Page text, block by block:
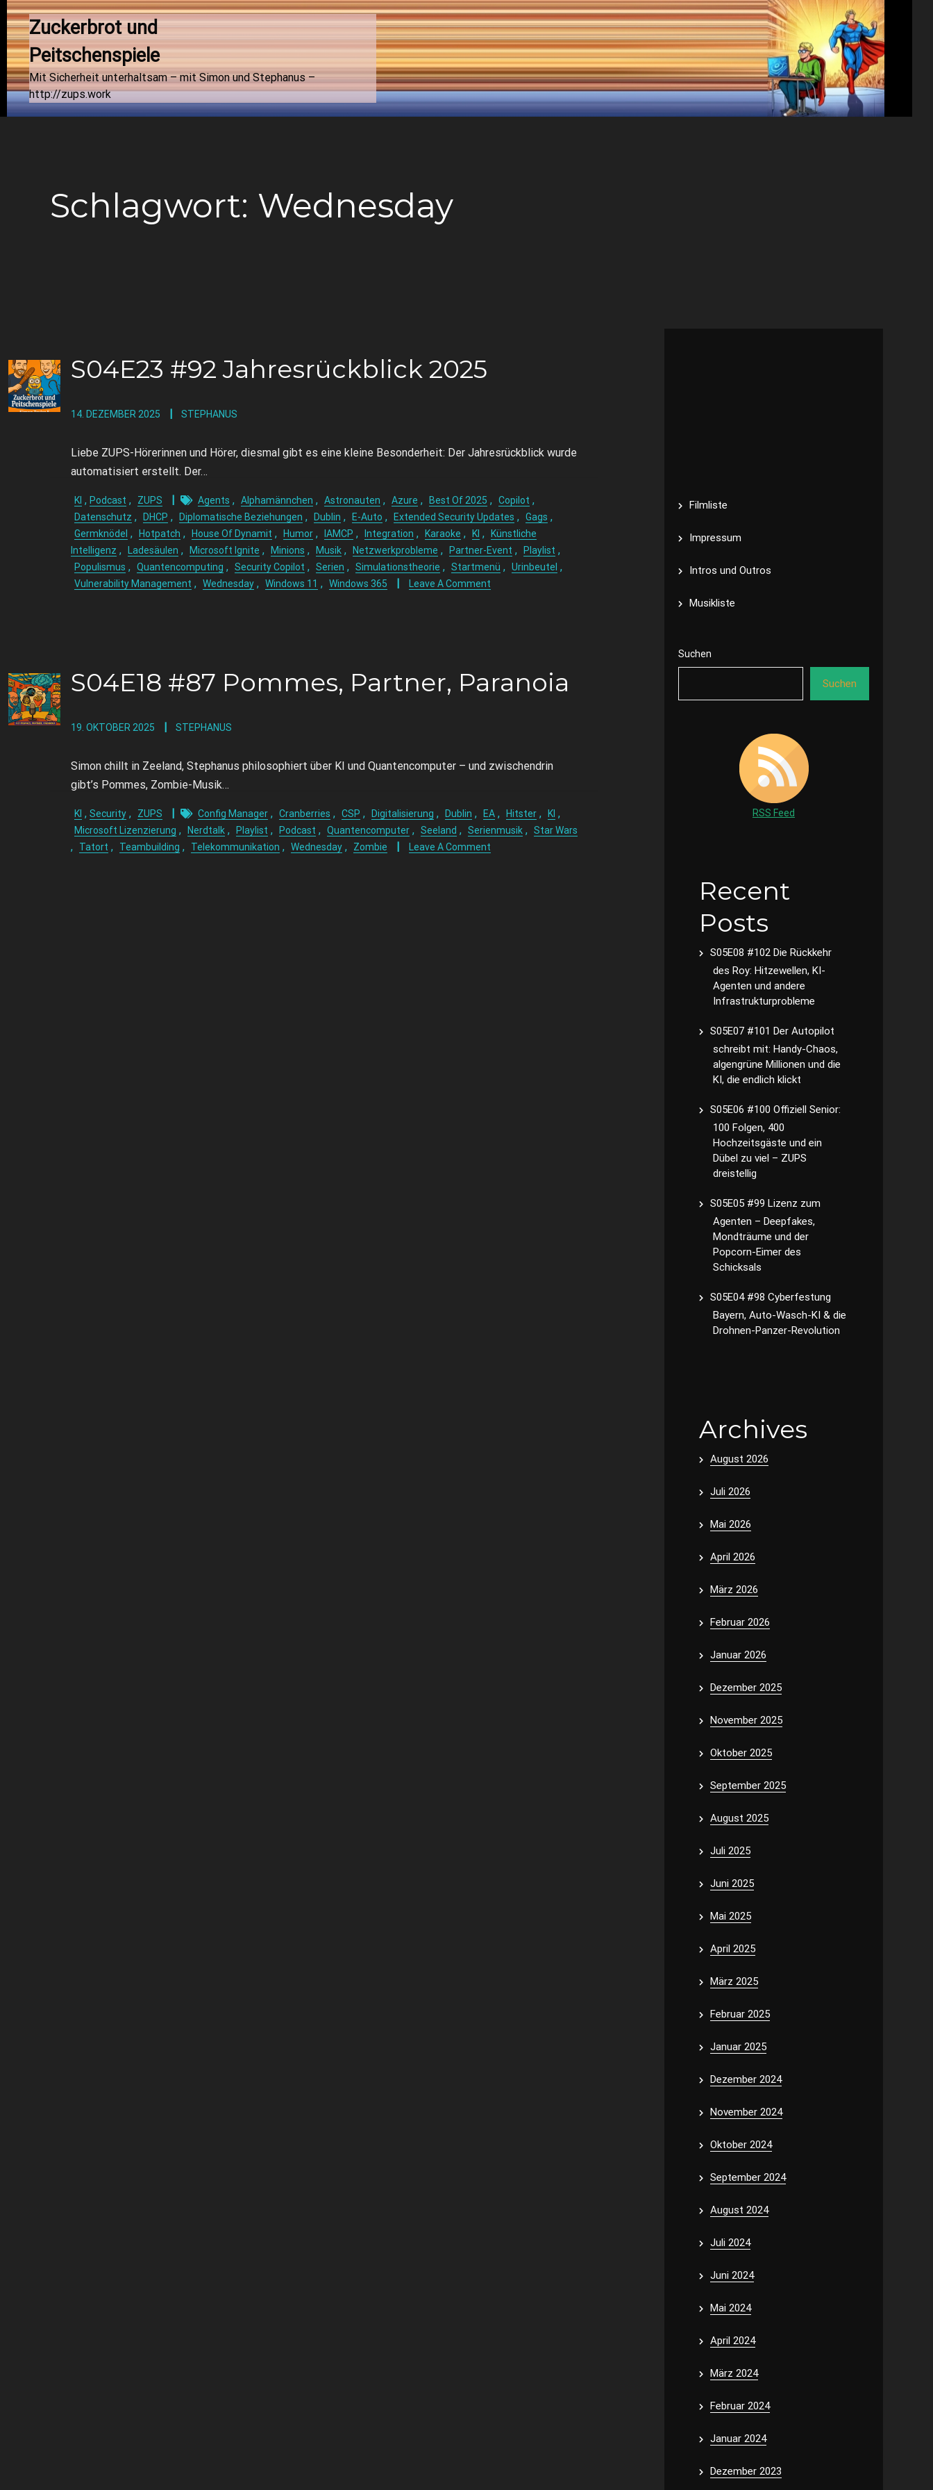
Zuckerbrot und
Peitschenspiele
Mit Sicherheit unterhaltsam – mit Simon und Stephanus –
http://zups.work
Schlagwort: Wednesday
S04E23 #92 Jahresrückblick 2025
14. DEZEMBER 2025 STEPHANUS
Liebe ZUPS-Hörerinnen und Hörer, diesmal gibt es eine kleine Besonderheit: Der Jahresrückblick wurde
automatisiert erstellt. Der…
KI , Podcast , ZUPS Agents , Alphamännchen , Astronauten , Azure , Best Of 2025 , Copilot ,
Datenschutz , DHCP , Diplomatische Beziehungen , Dublin , E-Auto , Extended Security Updates , Gags ,
Germknödel , Hotpatch , House Of Dynamit , Humor , IAMCP , Integration , Karaoke , KI ,
Künstliche
Intelligenz , Ladesäulen , Microsoft Ignite , Minions , Musik , Netzwerkprobleme , Partner-Event , Playlist ,
Populismus , Quantencomputing , Security Copilot , Serien , Simulationstheorie , Startmenü , Urinbeutel ,
Vulnerability Management , Wednesday , Windows 11 , Windows 365 Leave A Comment
S04E18 #87 Pommes, Partner, Paranoia
19. OKTOBER 2025 STEPHANUS
Simon chillt in Zeeland, Stephanus philosophiert über KI und Quantencomputer – und zwischendrin
gibt’s Pommes, Zombie-Musik…
KI , Security , ZUPS Config Manager , Cranberries , CSP , Digitalisierung , Dublin , EA , Hitster , KI ,
Microsoft Lizenzierung , Nerdtalk , Playlist , Podcast , Quantencomputer , Seeland , Serienmusik , Star Wars
, Tatort , Teambuilding , Telekommunikation , Wednesday , Zombie Leave A Comment
Filmliste
Impressum
Intros und Outros
Musikliste
Suchen
Suchen
RSS Feed
Recent
Posts
S05E08 #102 Die Rückkehr
des Roy: Hitzewellen, KI-
Agenten und andere
Infrastrukturprobleme
S05E07 #101 Der Autopilot
schreibt mit: Handy-Chaos,
algengrüne Millionen und die
KI, die endlich klickt
S05E06 #100 Offiziell Senior:
100 Folgen, 400
Hochzeitsgäste und ein
Dübel zu viel – ZUPS
dreistellig
S05E05 #99 Lizenz zum
Agenten – Deepfakes,
Mondträume und der
Popcorn-Eimer des
Schicksals
S05E04 #98 Cyberfestung
Bayern, Auto-Wasch-KI & die
Drohnen-Panzer-Revolution
Archives
August 2026
Juli 2026
Mai 2026
April 2026
März 2026
Februar 2026
Januar 2026
Dezember 2025
November 2025
Oktober 2025
September 2025
August 2025
Juli 2025
Juni 2025
Mai 2025
April 2025
März 2025
Februar 2025
Januar 2025
Dezember 2024
November 2024
Oktober 2024
September 2024
August 2024
Juli 2024
Juni 2024
Mai 2024
April 2024
März 2024
Februar 2024
Januar 2024
Dezember 2023